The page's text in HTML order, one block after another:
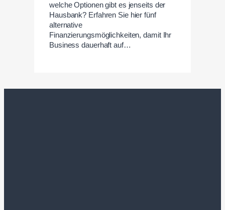
welche Optionen gibt es jenseits der
Hausbank? Erfahren Sie hier fünf
alternative
Finanzierungsmöglichkeiten, damit Ihr
Business dauerhaft auf…